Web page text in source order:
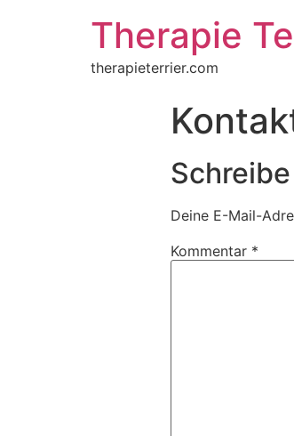
Therapie
therapieterrier.com
Deine E-Mail-
Kommentar *